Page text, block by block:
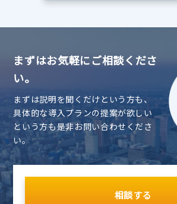
まずはお気軽にご相談くださ
い。
まずは説明を聞くだけという方も、
具体的な導入プランの提案が欲しい
という方も是非お問い合わせくださ
い。
相談する